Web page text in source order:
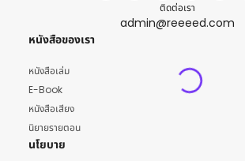
ติดต่อเรา
admin@reeeed.com
หนังสือของเรา
หนังสือเล่ม
E-Book
หนังสือเสียง
นิยายรายตอน
นโยบาย